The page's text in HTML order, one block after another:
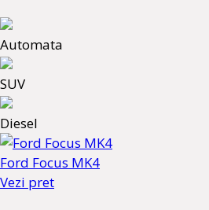
Automata
SUV
Diesel
Ford Focus MK4
Vezi pret